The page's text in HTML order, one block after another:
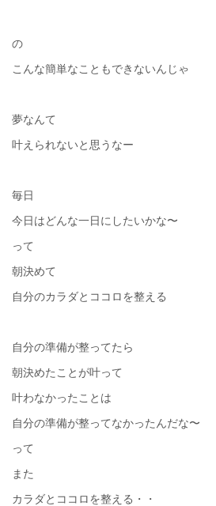
の
こんな簡単なこともできないんじゃ
夢なんて
叶えられないと思うなー
毎日
今日はどんな一日にしたいかな〜
って
朝決めて
自分のカラダとココロを整える
自分の準備が整ってたら
朝決めたことが叶って
叶わなかったことは
自分の準備が整ってなかったんだな〜
って
また
カラダとココロを整える・・